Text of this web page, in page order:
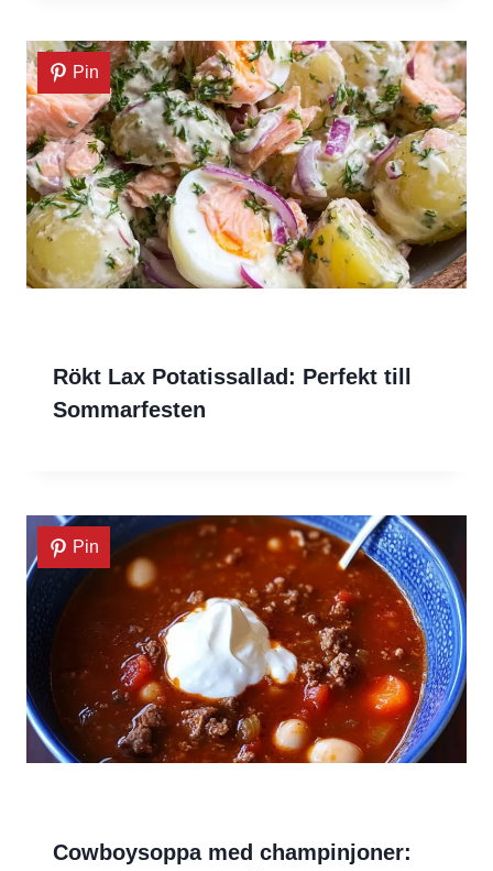
Pin
Rökt Lax Potatissallad: Perfekt till
Sommarfesten
Pin
Cowboysoppa med champinjoner: